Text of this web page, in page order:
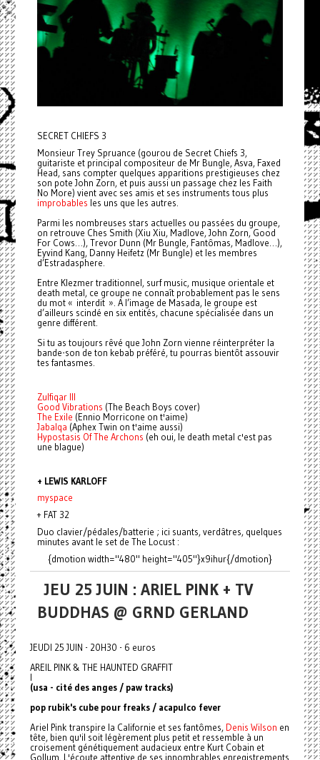
SECRET CHIEFS 3
Monsieur Trey Spruance (gourou de Secret Chiefs 3,
guitariste et principal compositeur de Mr Bungle, Asva, Faxed
Head, sans compter quelques apparitions prestigieuses chez
son pote John Zorn, et puis aussi un passage chez les Faith
No More) vient avec ses amis et ses instruments tous plus
improbables les uns que les autres.
Parmi les nombreuses stars actuelles ou passées du groupe,
on retrouve Ches Smith (Xiu Xiu, Madlove, John Zorn, Good
For Cows…), Trevor Dunn (Mr Bungle, Fantômas, Madlove…),
Eyvind Kang, Danny Heifetz (Mr Bungle) et les membres
d’Estradasphere.
Entre Klezmer traditionnel, surf music, musique orientale et
death metal, ce groupe ne connaît probablement pas le sens
du mot « interdit ». A l’image de Masada, le groupe est
d’ailleurs scindé en six entités, chacune spécialisée dans un
genre différent.
Si tu as toujours rêvé que John Zorn vienne réinterpréter la
bande-son de ton kebab préféré, tu pourras bientôt assouvir
tes fantasmes.
Zulfiqar III
Good Vibrations (The Beach Boys cover)
The Exile (Ennio Morricone on t'aime)
Jabalqa (Aphex Twin on t'aime aussi)
Hypostasis Of The Archons (eh oui, le death metal c'est pas
une blague)
+ LEWIS KARLOFF
myspace
+ FAT 32
Duo clavier/pédales/batterie ; ici suants, verdâtres, quelques
minutes avant le set de The Locust :
{dmotion width="480" height="405"}x9ihur{/dmotion}
JEU 25 JUIN : ARIEL PINK + TV
BUDDHAS @ GRND GERLAND
JEUDI 25 JUIN - 20H30 - 6 euros
AREIL PINK & THE HAUNTED GRAFFIT
I
(usa - cité des anges / paw tracks)
pop rubik's cube pour freaks / acapulco fever
Ariel Pink transpire la Californie et ses fantômes, Denis Wilson en
tête, bien qu'il soit légèrement plus petit et ressemble à un
croisement génétiquement audacieux entre Kurt Cobain et
Gollum. L'écoute attentive de ses innombrables enregistrements